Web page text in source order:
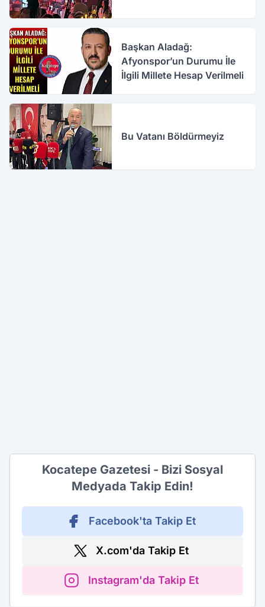
Başkan Aladağ:
Afyonspor’un Durumu İle
İlgili Millete Hesap Verilmeli
Bu Vatanı Böldürmeyiz
Kocatepe Gazetesi - Bizi Sosyal
Medyada Takip Edin!
Facebook'ta Takip Et
X.com'da Takip Et
Instagram'da Takip Et